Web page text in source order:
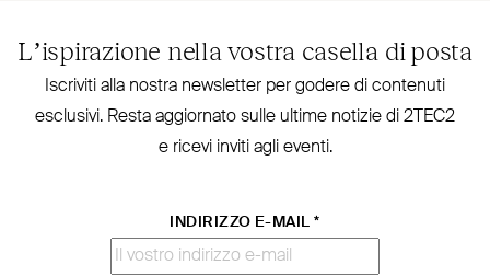
L’ispirazione nella vostra casella di posta
Iscriviti alla nostra new­sletter per godere di contenuti
esclusivi. Resta aggiornato sulle ultime notizie di 2TEC2
e ricevi inviti agli eventi.
INDIRIZZO E-MAIL*